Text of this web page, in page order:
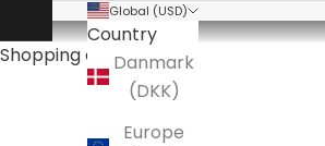
Global (USD)
Country
Danmark
(DKK)
Europe
Shopping cart